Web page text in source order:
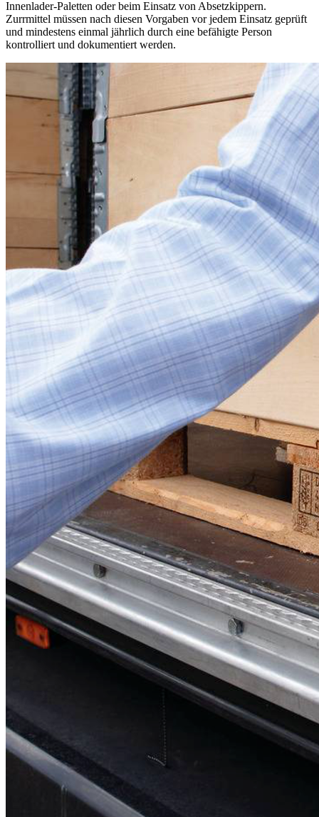
Innenlader-Paletten oder beim Einsatz von Absetzkippern.
Zurrmittel müssen nach diesen Vorgaben vor jedem Einsatz geprüft
und mindestens einmal jährlich durch eine befähigte Person
kontrolliert und dokumentiert werden.